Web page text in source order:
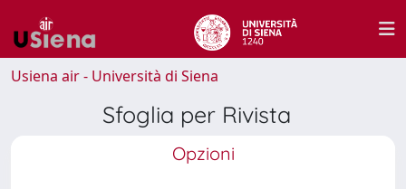
Usiena air - Università di Siena
Sfoglia per Rivista
Opzioni